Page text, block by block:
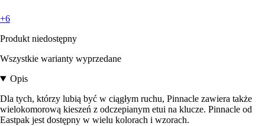
+6
Produkt niedostępny
Wszystkie warianty wyprzedane
Opis
Dla tych, którzy lubią być w ciągłym ruchu, Pinnacle zawiera także
wielokomorową kieszeń z odczepianym etui na klucze. Pinnacle od
Eastpak jest dostępny w wielu kolorach i wzorach.